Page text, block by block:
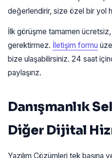
değerlendirir, size özel bir yol
İlk görüşme tamamen
gerektirmez. İletişim formu
bize ulaşabilirsiniz. 24 saat
paylaşırız.
Danışmanlık
Diğer Dijital
Yazılım Çözümleri tek başına